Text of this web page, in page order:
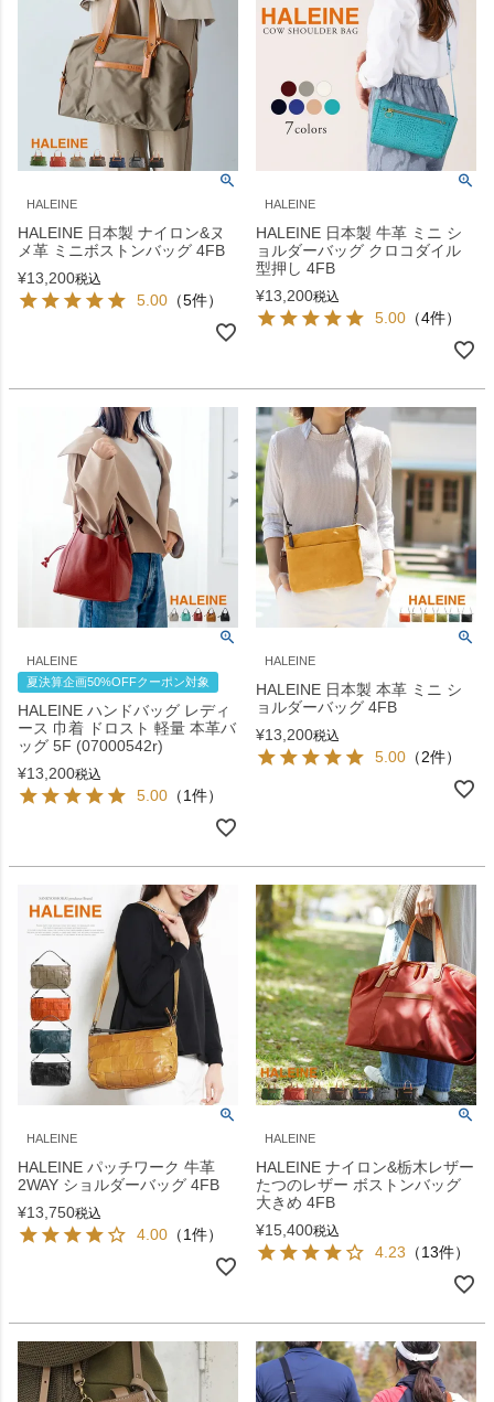
HALEINE
HALEINE 日本製 ナイロン&ヌ
メ革 ミニボストンバッグ 4FB
¥13,200税込
5.00 （5件）
HALEINE
HALEINE 日本製 牛革 ミニ シ
ョルダーバッグ クロコダイル
型押し 4FB
¥13,200税込
5.00 （4件）
HALEINE
夏決算企画50%OFFクーポン対象
HALEINE ハンドバッグ レディ
ース 巾着 ドロスト 軽量 本革バ
ッグ 5F (07000542r)
¥13,200税込
5.00 （1件）
HALEINE
HALEINE 日本製 本革 ミニ シ
ョルダーバッグ 4FB
¥13,200税込
5.00 （2件）
HALEINE
HALEINE パッチワーク 牛革
2WAY ショルダーバッグ 4FB
¥13,750税込
4.00 （1件）
HALEINE
HALEINE ナイロン&栃木レザー
たつのレザー ボストンバッグ
大きめ 4FB
¥15,400税込
4.23 （13件）